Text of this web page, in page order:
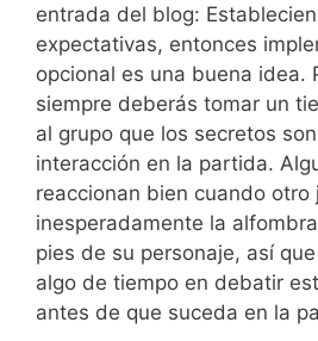
entrada del blog:
expectativas, entonces
opcional es una buena idea.
siempre deberás tomar un
al grupo que los secretos
interacción en la partida.
reaccionan bien cuando otro
inesperadamente la
pies de su personaje, así
algo de tiempo en debatir
antes de que suceda en la